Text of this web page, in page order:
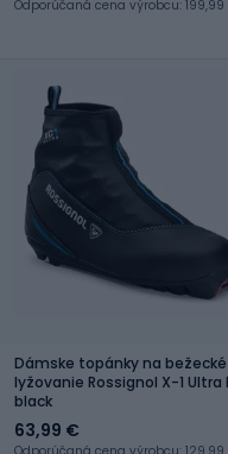
Odporúčaná cena výrobcu:
Dámske topánky na bežecké
lyžovanie Rossignol X-1 Ultra
black
63,99 €